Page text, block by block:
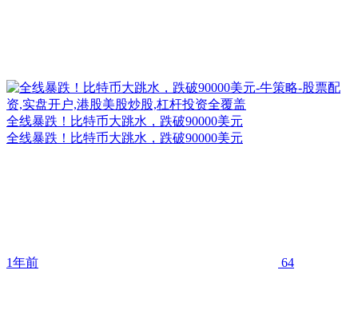
全线暴跌！比特币大跳水，跌破90000美元
全线暴跌！比特币大跳水，跌破90000美元
1年前 64